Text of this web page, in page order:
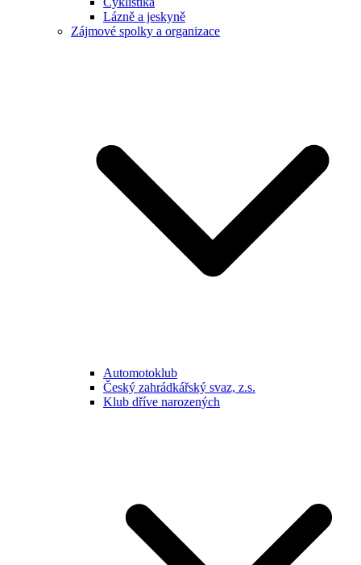
Lázně a jeskyně
Zájmové spolky a organizace
Automotoklub
Český zahrádkářský svaz, z.s.
Klub dříve narozených